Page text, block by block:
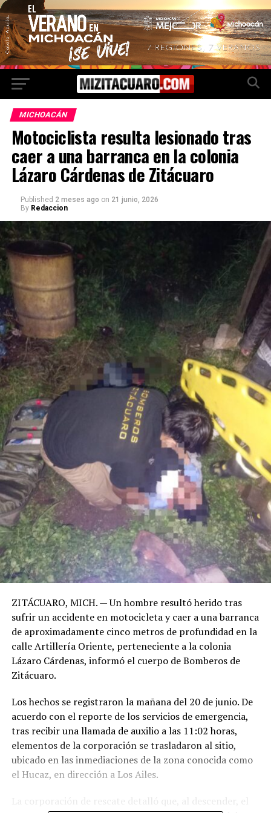
MICHOACÁN
Motociclista resulta lesionado tras
caer a una barranca en la colonia
Lázaro Cárdenas de Zitácuaro
Published 2 meses ago on 21 junio, 2026
By Redaccion
​ZITÁCUARO, MICH. — Un hombre resultó herido tras
sufrir un accidente en motocicleta y caer a una barranca
de aproximadamente cinco metros de profundidad en la
calle Artillería Oriente, perteneciente a la colonia
Lázaro Cárdenas, informó el cuerpo de Bomberos de
Zitácuaro.
​Los hechos se registraron la mañana del 20 de junio. De
acuerdo con el reporte de los servicios de emergencia,
tras recibir una llamada de auxilio a las 11:02 horas,
elementos de la corporación se trasladaron al sitio,
ubicado en las inmediaciones de la zona conocida como
el Hucaz, en dirección a Los Ailes.